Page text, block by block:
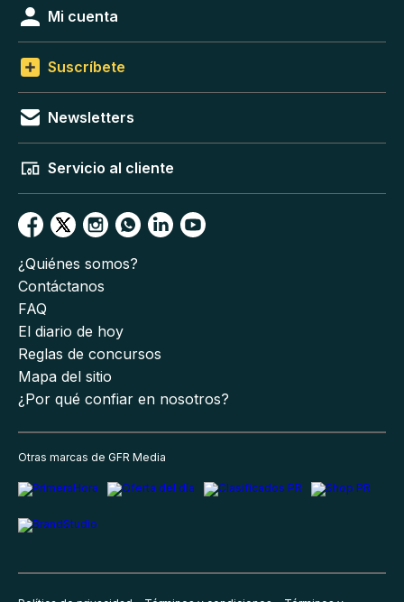
Mi cuenta
Suscríbete
Newsletters
Servicio al cliente
¿Quiénes somos?
Contáctanos
FAQ
El diario de hoy
Reglas de concursos
Mapa del sitio
¿Por qué confiar en nosotros?
Otras marcas de GFR Media